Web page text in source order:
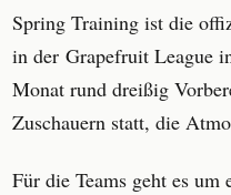
Spring Training ist die
in der Grapefruit League
Monat rund dreißig
Zuschauern statt, die
Für die Teams geht es